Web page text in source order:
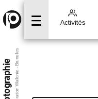
Activités